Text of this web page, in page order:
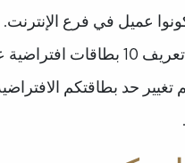
عميل في فرع الإنترنت.
على الأكثر في السنة.